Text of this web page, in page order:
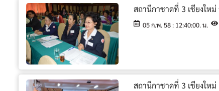
สถานีกาชาดที่ 3 เชียงให
05 ก.พ. 58 : 12:40:00. น.
สถานีกาชาดที่ 3 เชียงให